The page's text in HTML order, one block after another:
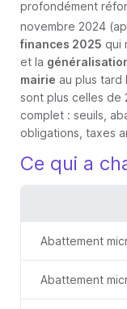
profondément
novembre 2024
finances 2025 qui
et la
mairie au plus tard
sont plus celles de
complet : seuils,
obligations, taxes
Ce qui a
Abattement
Abattement